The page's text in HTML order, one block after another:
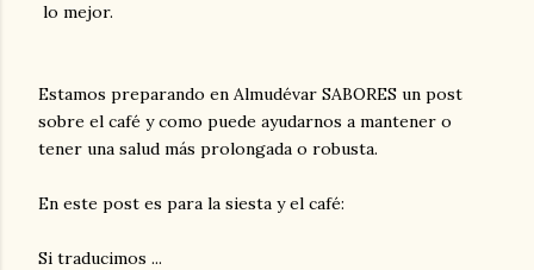
lo mejor.
Estamos preparando en Almudévar SABORES un post
sobre el café y como puede ayudarnos a mantener o
tener una salud más prolongada o robusta.
En este post es para la siesta y el café:
Si traducimos ...